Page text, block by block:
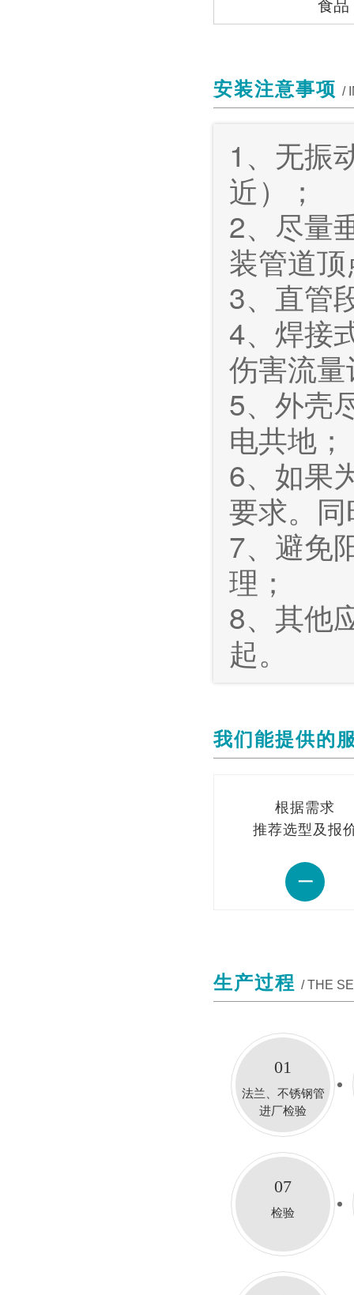
安装注意事项 /
1、无振
近）；
2、尽量
装管道
3、直管
4、焊接
伤害流
5、外壳
电共地；
6、如果
要求。
7、避免
理；
8、其他
起。
我们能提供的
根据需求
推荐选型及报
一
生产过程 / THE
01
法兰、不锈钢管
进厂检验
07
检验